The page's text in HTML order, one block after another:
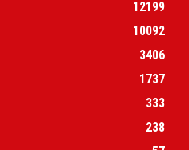
12199
10092
3406
1737
333
238